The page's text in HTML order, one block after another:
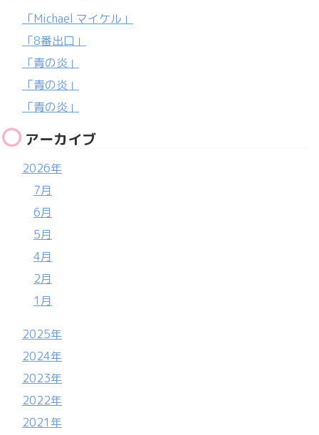
「Michael マイケル」
「8番出口」
「青の炎」
「青の炎」
「青の炎」
アーカイブ
2026年
7月
6月
5月
4月
2月
1月
2025年
2024年
2023年
2022年
2021年